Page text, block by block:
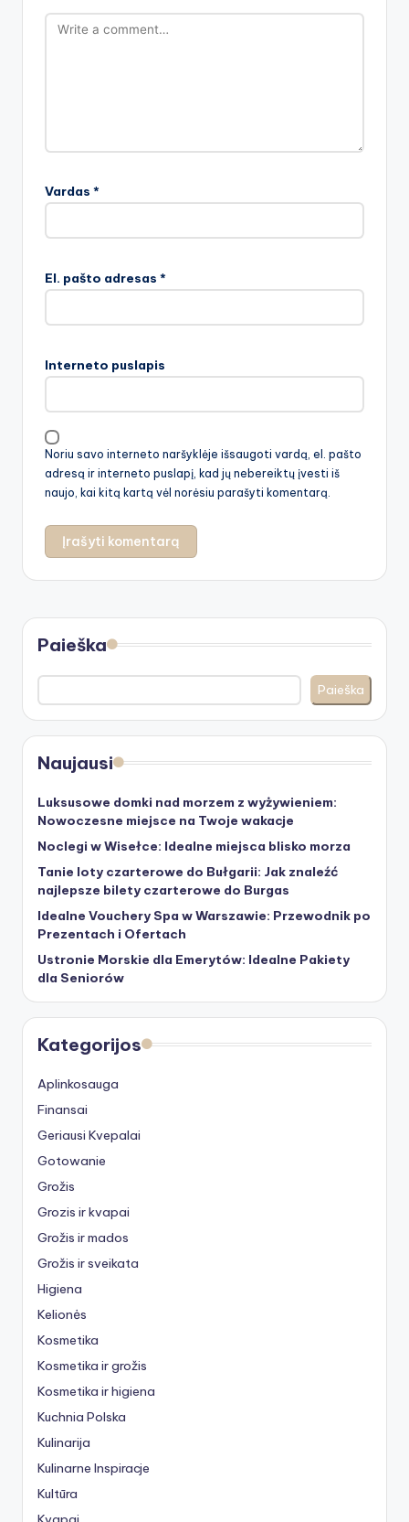
Vardas *
El. pašto adresas *
Interneto puslapis
Noriu savo interneto naršyklėje išsaugoti vardą, el. pašto
adresą ir interneto puslapį, kad jų nebereiktų įvesti iš
naujo, kai kitą kartą vėl norėsiu parašyti komentarą.
Paieška
Paieška
Naujausi
Luksusowe domki nad morzem z wyżywieniem:
Nowoczesne miejsce na Twoje wakacje
Noclegi w Wisełce: Idealne miejsca blisko morza
Tanie loty czarterowe do Bułgarii: Jak znaleźć
najlepsze bilety czarterowe do Burgas
Idealne Vouchery Spa w Warszawie: Przewodnik po
Prezentach i Ofertach
Ustronie Morskie dla Emerytów: Idealne Pakiety
dla Seniorów
Kategorijos
Aplinkosauga
Finansai
Geriausi Kvepalai
Gotowanie
Grožis
Grozis ir kvapai
Grožis ir mados
Grožis ir sveikata
Higiena
Kelionės
Kosmetika
Kosmetika ir grožis
Kosmetika ir higiena
Kuchnia Polska
Kulinarija
Kulinarne Inspiracje
Kultūra